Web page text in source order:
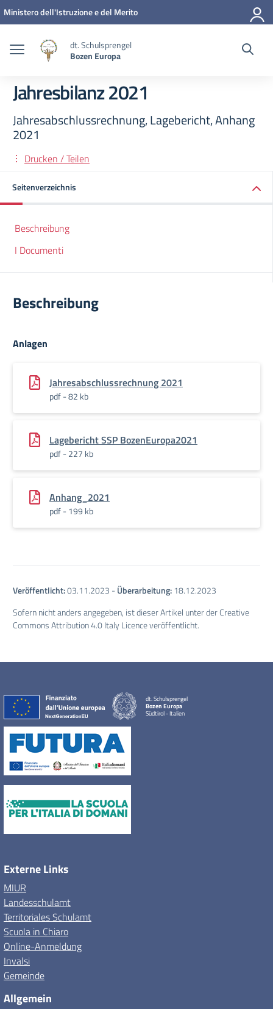
Zum Inhalt springen
Zum Navigationsmenü springen
Zur Fußzeile springen
Ministero dell'Istruzione e del Merito
dt. Schulsprengel
Bozen Europa
Jahresbilanz 2021
Jahresabschlussrechnung, Lagebericht, Anhang
2021
Drucken / Teilen
Seitenverzeichnis
Beschreibung
I Documenti
Beschreibung
Anlagen
Jahresabschlussrechnung 2021
pdf - 82 kb
Lagebericht SSP BozenEuropa2021
pdf - 227 kb
Anhang_2021
pdf - 199 kb
Veröffentlicht:03.11.2023 -Überarbeitung:18.12.2023
Sofern nicht anders angegeben, ist dieser Artikel unter der Creative
Commons Attribution 4.0 Italy Licence veröffentlicht.
dt. Schulsprengel
Bozen Europa
Südtirol - Italien
Externe Links
MIUR
Landesschulamt
Territoriales Schulamt
Scuola in Chiaro
Online-Anmeldung
Invalsi
Gemeinde
Allgemein